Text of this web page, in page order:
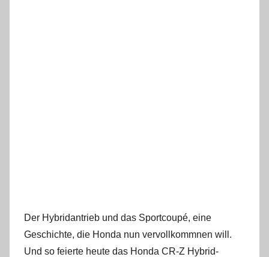
Der Hybridantrieb und das Sportcoupé, eine
Geschichte, die Honda nun vervollkommnen will.
Und so feierte heute das Honda CR-Z Hybrid-